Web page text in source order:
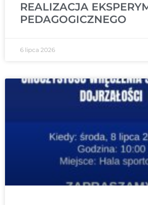
REALIZACJA
PEDAGOGICZNEGO
6 lipca 2026